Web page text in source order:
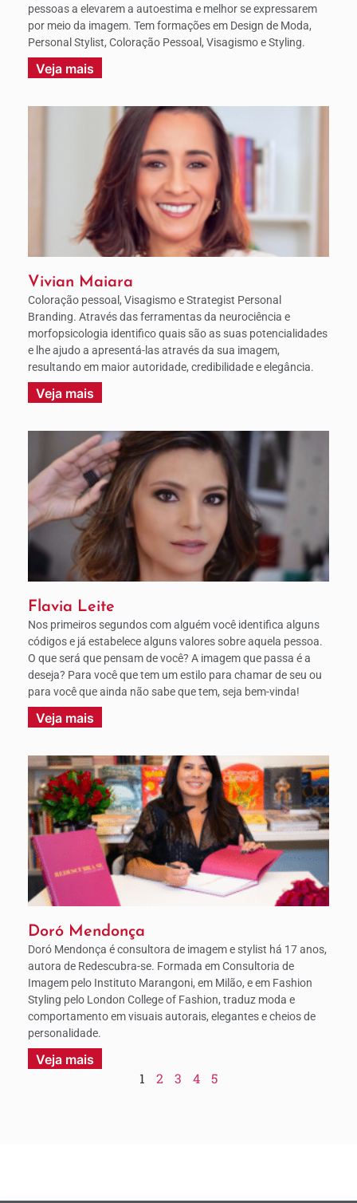
pessoas a elevarem a autoestima e melhor se expressarem
por meio da imagem. Tem formações em Design de Moda,
Personal Stylist, Coloração Pessoal, Visagismo e Styling.
Veja mais
Vivian Maiara
Coloração pessoal, Visagismo e Strategist Personal
Branding. Através das ferramentas da neurociência e
morfopsicologia identifico quais são as suas potencialidades
e lhe ajudo a apresentá-las através da sua imagem,
resultando em maior autoridade, credibilidade e elegância.
Veja mais
Flavia Leite
Nos primeiros segundos com alguém você identifica alguns
códigos e já estabelece alguns valores sobre aquela pessoa.
O que será que pensam de você? A imagem que passa é a
deseja? Para você que tem um estilo para chamar de seu ou
para você que ainda não sabe que tem, seja bem-vinda!
Veja mais
Doró Mendonça
Doró Mendonça é consultora de imagem e stylist há 17 anos,
autora de Redescubra-se. Formada em Consultoria de
Imagem pelo Instituto Marangoni, em Milão, e em Fashion
Styling pelo London College of Fashion, traduz moda e
comportamento em visuais autorais, elegantes e cheios de
personalidade.
Veja mais
1 2 3 4 5